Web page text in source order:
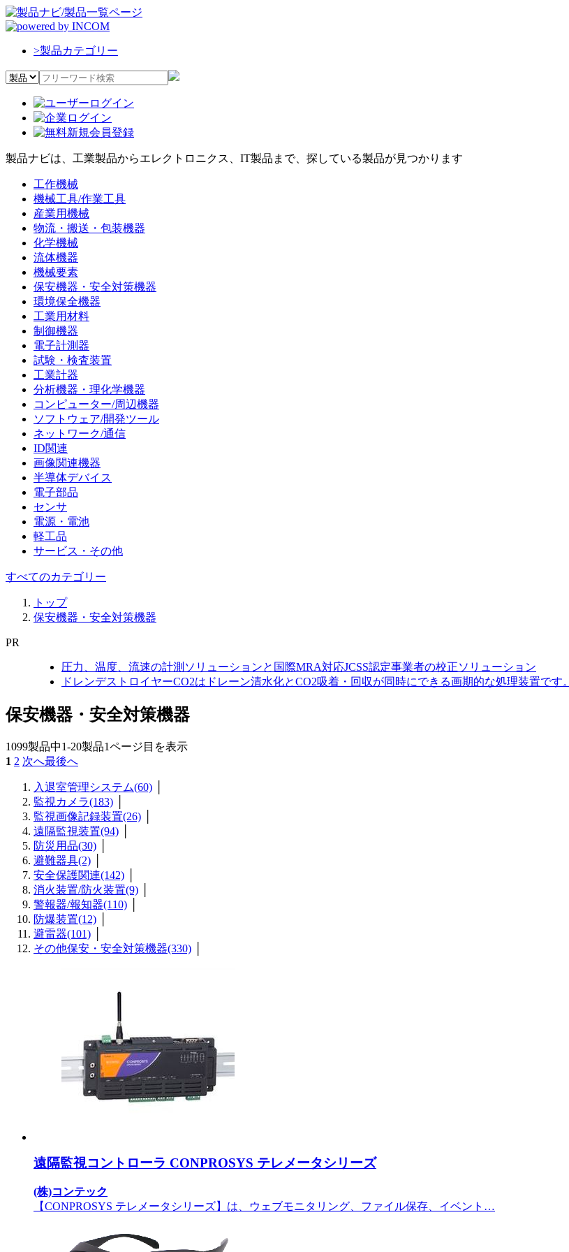
>製品カテゴリー
製品ナビは、工業製品からエレクトロニクス、IT製品まで、探している製品が見つかります
工作機械
機械工具/作業工具
産業用機械
物流・搬送・包装機器
化学機械
流体機器
機械要素
保安機器・安全対策機器
環境保全機器
工業用材料
制御機器
電子計測器
試験・検査装置
工業計器
分析機器・理化学機器
コンピューター/周辺機器
ソフトウェア/開発ツール
ネットワーク/通信
ID関連
画像関連機器
半導体デバイス
電子部品
センサ
電源・電池
軽工品
サービス・その他
すべてのカテゴリー
トップ
保安機器・安全対策機器
PR
圧力、温度、流速の計測ソリューションと国際MRA対応JCSS認定事業者の校正ソリューション
ドレンデストロイヤーCO2はドレーン清水化とCO2吸着・回収が同時にできる画期的な処理装置です。
保安機器・安全対策機器
1099製品中1-20製品1ページ目を表示
1 2 次へ最後へ
入退室管理システム(60)
監視カメラ(183)
監視画像記録装置(26)
遠隔監視装置(94)
防災用品(30)
避難器具(2)
安全保護関連(142)
消火装置/防火装置(9)
警報器/報知器(110)
防爆装置(12)
避雷器(101)
その他保安・安全対策機器(330)
遠隔監視コントローラ CONPROSYS テレメータシリーズ
(株)コンテック
【CONPROSYS テレメータシリーズ】は、ウェブモニタリング、ファイル保存、イベント…